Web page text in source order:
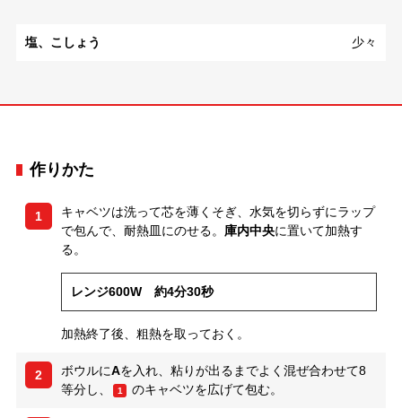
塩、こしょう 少々
作りかた
1
キャベツは洗って芯を薄くそぎ、水気を切らずにラップ
で包んで、耐熱皿にのせる。 庫内中央に置いて加熱す
る。
レンジ600W 約4分30秒
加熱終了後、粗熱を取っておく。
2 ボウルにAを入れ、粘りが出るまでよく混ぜ合わせて8
等分し、
1 のキャベツを広げて包む。